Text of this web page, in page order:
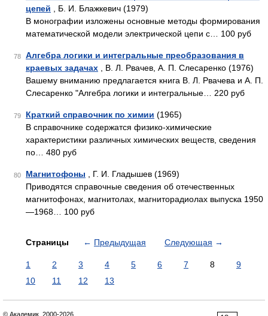
цепей , Б. И. Блажкевич (1979)
В монографии изложены основные методы формирования
математической модели электрической цепи с… 100 руб
78
Алгебра логики и интегральные преобразования в
краевых задачах , В. Л. Рвачев, А. П. Слесаренко (1976)
Вашему вниманию предлагается книга В. Л. Рвачева и А. П.
Слесаренко "Алгебра логики и интегральные… 220 руб
79 Краткий справочник по химии (1965)
В справочнике содержатся физико-химические
характеристики различных химических веществ, сведения
по… 480 руб
80 Магнитофоны , Г. И. Гладышев (1969)
Приводятся справочные сведения об отечественных
магнитофонах, магнитолах, магниторадиолах выпуска 1950
—1968… 100 руб
Страницы ← Предыдущая Следующая →
1 2 3 4 5 6 7 8
9
10
11 12 13
© Академик, 2000-2026